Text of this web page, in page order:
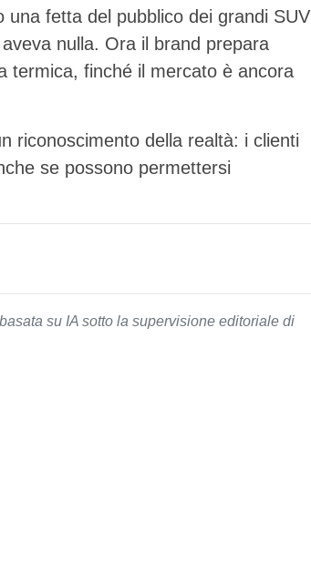
fetta del pubblico dei grandi SUV
nulla. Ora il brand prepara
termica, finché il mercato è ancora
riconoscimento della realtà: i clienti
se possono permettersi
su IA sotto la supervisione editoriale di